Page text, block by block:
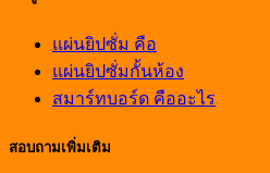
แผ่นยิปซั่ม คือ
แผ่นยิปซั่มกั้นห้อง
สมาร์ทบอร์ด คืออะไร
สอบถามเพิ่มเติม